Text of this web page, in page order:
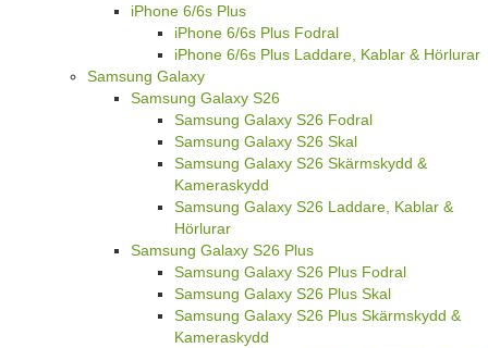
iPhone 6/6s Plus
iPhone 6/6s Plus Fodral
iPhone 6/6s Plus Laddare, Kablar & Hörlurar
Samsung Galaxy
Samsung Galaxy S26
Samsung Galaxy S26 Fodral
Samsung Galaxy S26 Skal
Samsung Galaxy S26 Skärmskydd &
Kameraskydd
Samsung Galaxy S26 Laddare, Kablar &
Hörlurar
Samsung Galaxy S26 Plus
Samsung Galaxy S26 Plus Fodral
Samsung Galaxy S26 Plus Skal
Samsung Galaxy S26 Plus Skärmskydd &
Kameraskydd